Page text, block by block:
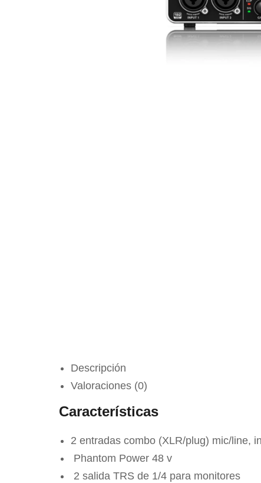
Descripción
Valoraciones (0)
Características
2 entradas combo (XLR/plug) mic/line,
Phantom Power 48 v
2 salida TRS de 1/4 para monitores